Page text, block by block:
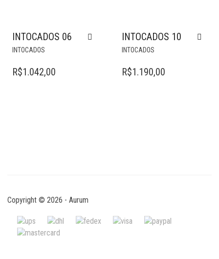
INTOCADOS 06
INTOCADOS
R$1.042,00
INTOCADOS 10
INTOCADOS
R$1.190,00
Copyright © 2026 - Aurum